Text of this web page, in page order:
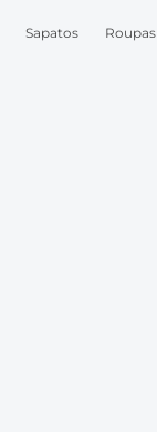
Sapatos Roupas